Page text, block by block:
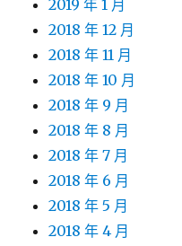
2019 年 1 月
2018 年 12 月
2018 年 11 月
2018 年 10 月
2018 年 9 月
2018 年 8 月
2018 年 7 月
2018 年 6 月
2018 年 5 月
2018 年 4 月